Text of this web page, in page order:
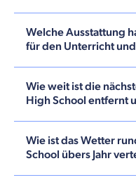
Welche Ausstattung
für den Unterricht
Wie weit ist die
High School entfernt
Wie ist das Wetter
School übers Jahr